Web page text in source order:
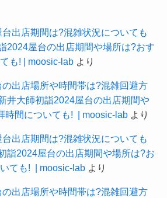
出店期間は?混雑状況についても
2024屋台の出店期間や場所は?おす
も! | moosic-labより
出店場所や時間帯は?混雑回避方
井大師初詣2024屋台の出店期間や
時間についても! | moosic-labより
出店期間は?混雑状況についても
詣2024屋台の出店期間や場所は?お
ても! | moosic-labより
出店場所や時間帯は?混雑回避方